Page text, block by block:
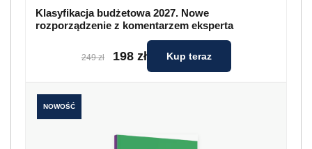
Klasyfikacja budżetowa 2027. Nowe
rozporządzenie z komentarzem eksperta
249 zł 198 zł Kup teraz
NOWOŚĆ